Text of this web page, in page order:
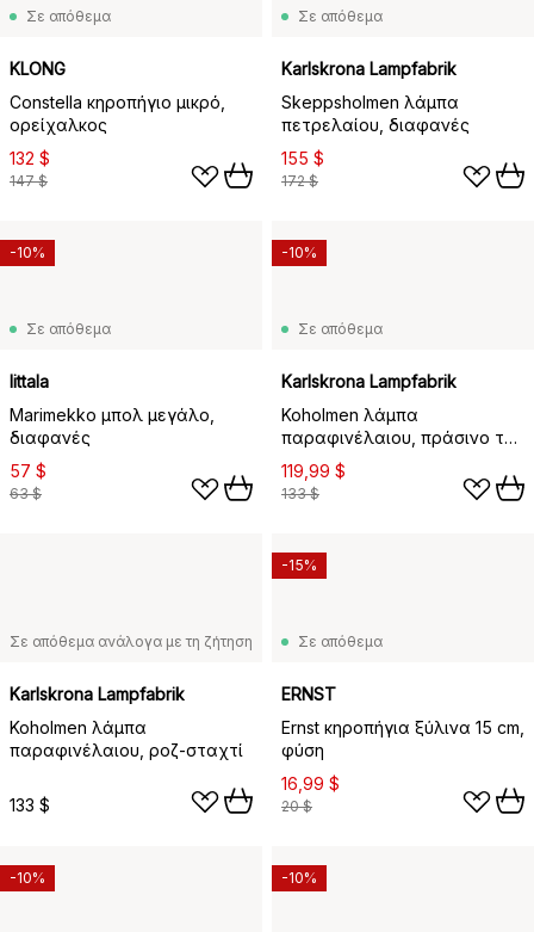
Σε απόθεμα
KLONG
Constella κηροπήγιο μικρό,
ορείχαλκος
132 $
147 $
Σε απόθεμα
Karlskrona Lampfabrik
Skeppsholmen λάμπα
πετρελαίου, διαφανές
155 $
172 $
Σε απόθεμα
Iittala
Marimekko μπολ μεγάλο,
διαφανές
57 $
63 $
-10%
Σε απόθεμα
Karlskrona Lampfabrik
Koholmen λάμπα
παραφινέλαιου, πράσινο του
νεφρίτη
119,99 $
133 $
-10%
Σε απόθεμα ανάλογα με τη ζήτηση
Karlskrona Lampfabrik
Koholmen λάμπα
παραφινέλαιου, ροζ-σταχτί
133 $
Σε απόθεμα
ERNST
Ernst κηροπήγια ξύλινα 15 cm,
φύση
16,99 $
20 $
-15%
-10% -10%